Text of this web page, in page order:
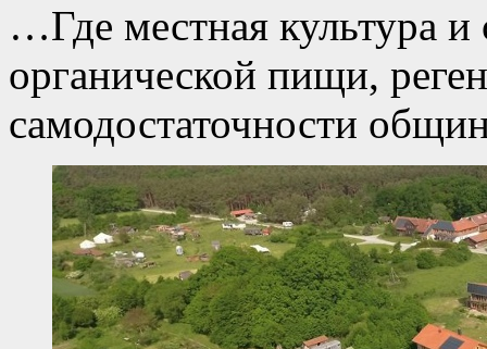
…Где местная культура и
органической пищи,
самодостаточности